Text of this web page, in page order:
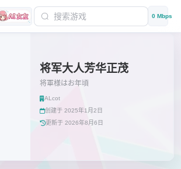
0 Mbps
将军大人芳华正茂
将軍様はお年頃
ALcot
创建于 2025年1月2日
更新于 2026年8月6日